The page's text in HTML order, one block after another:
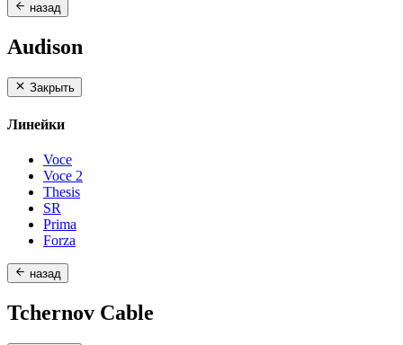
назад
Audison
Закрыть
Линейки
Voce
Voce 2
Thesis
SR
Prima
Forza
назад
Tchernov Cable